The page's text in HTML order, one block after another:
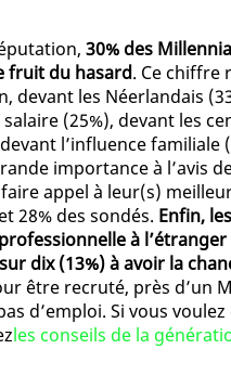
30% des
fruit du hasard. Ce chiffre
devant les Néerlandais
(25%), devant les
l’influence familiale
importance à l’avis
appel à leur(s)
28% des sondés. Enfin,
à
dix (13%) à avoir la
être recruté, près d’un
d’emploi. Si vous
les conseils de la